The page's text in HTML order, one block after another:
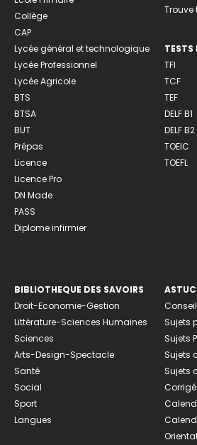
Collège
CAP
Lycée général et technologique
Lycée Professionnel
Lycée Agricole
BTS
BTSA
BUT
Prépas
Licence
Licence Pro
DN Made
PASS
Diplome infirmier
Trouve
TESTS
TFI
TCF
TEF
DELF B1
DELF B2
TOEIC
TOEFL
BIBLIOTHEQUE DES SAVOIRS
Droit-Economie-Gestion
Littérature-Sciences Humaines
Sciences
Arts-Design-Spectacle
Santé
Social
Sport
Langues
Sujets
Sujets
Sujets
Sujets